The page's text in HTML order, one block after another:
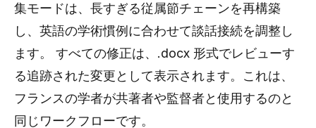
集モードは、長すぎる従属節チェーンを再構築
し、英語の学術慣例に合わせて談話接続を調整し
ます。 すべての修正は、.docx 形式でレビューす
る追跡された変更として表示されます。これは、
フランスの学者が共著者や監督者と使用するのと
同じワークフローです。